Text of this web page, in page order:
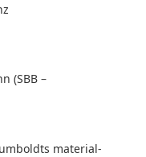
(SBB –
material-